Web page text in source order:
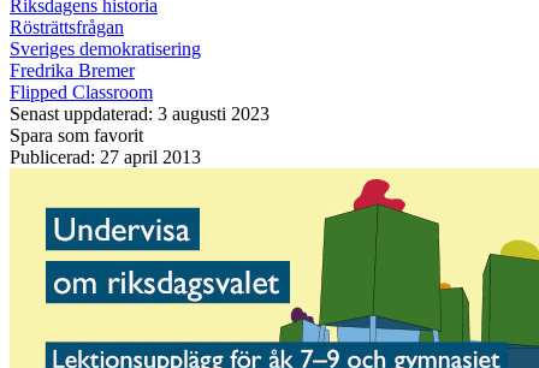
Riksdagens historia
Rösträttsfrågan
Sveriges demokratisering
Fredrika Bremer
Flipped Classroom
Senast uppdaterad: 3 augusti 2023
Spara som favorit
Publicerad: 27 april 2013